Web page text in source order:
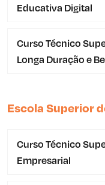
Educativa Digital
Curso Técnico
Longa Duração e
Escola Superior
Curso Técnico
Empresarial